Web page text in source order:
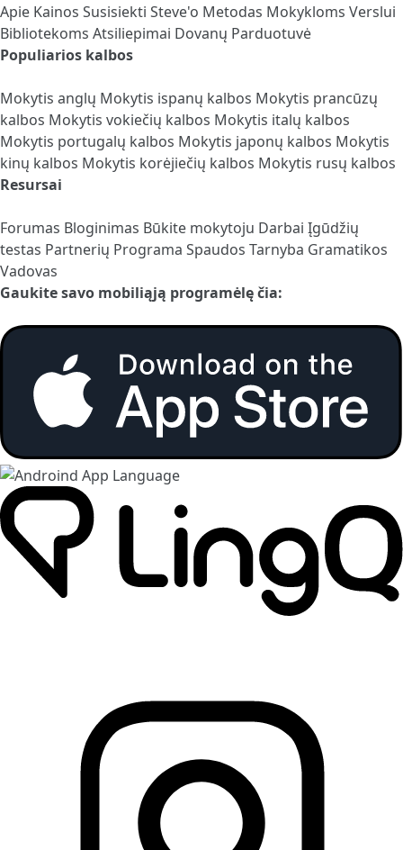
Apie Kainos Susisiekti Steve'o Metodas Mokykloms Verslui
Bibliotekoms Atsiliepimai Dovanų Parduotuvė
Populiarios kalbos
Mokytis anglų Mokytis ispanų kalbos Mokytis prancūzų
kalbos Mokytis vokiečių kalbos Mokytis italų kalbos
Mokytis portugalų kalbos Mokytis japonų kalbos Mokytis
kinų kalbos Mokytis korėjiečių kalbos Mokytis rusų kalbos
Resursai
Forumas Bloginimas Būkite mokytoju Darbai Įgūdžių
testas Partnerių Programa Spaudos Tarnyba Gramatikos
Vadovas
Gaukite savo mobiliąją programėlę čia: